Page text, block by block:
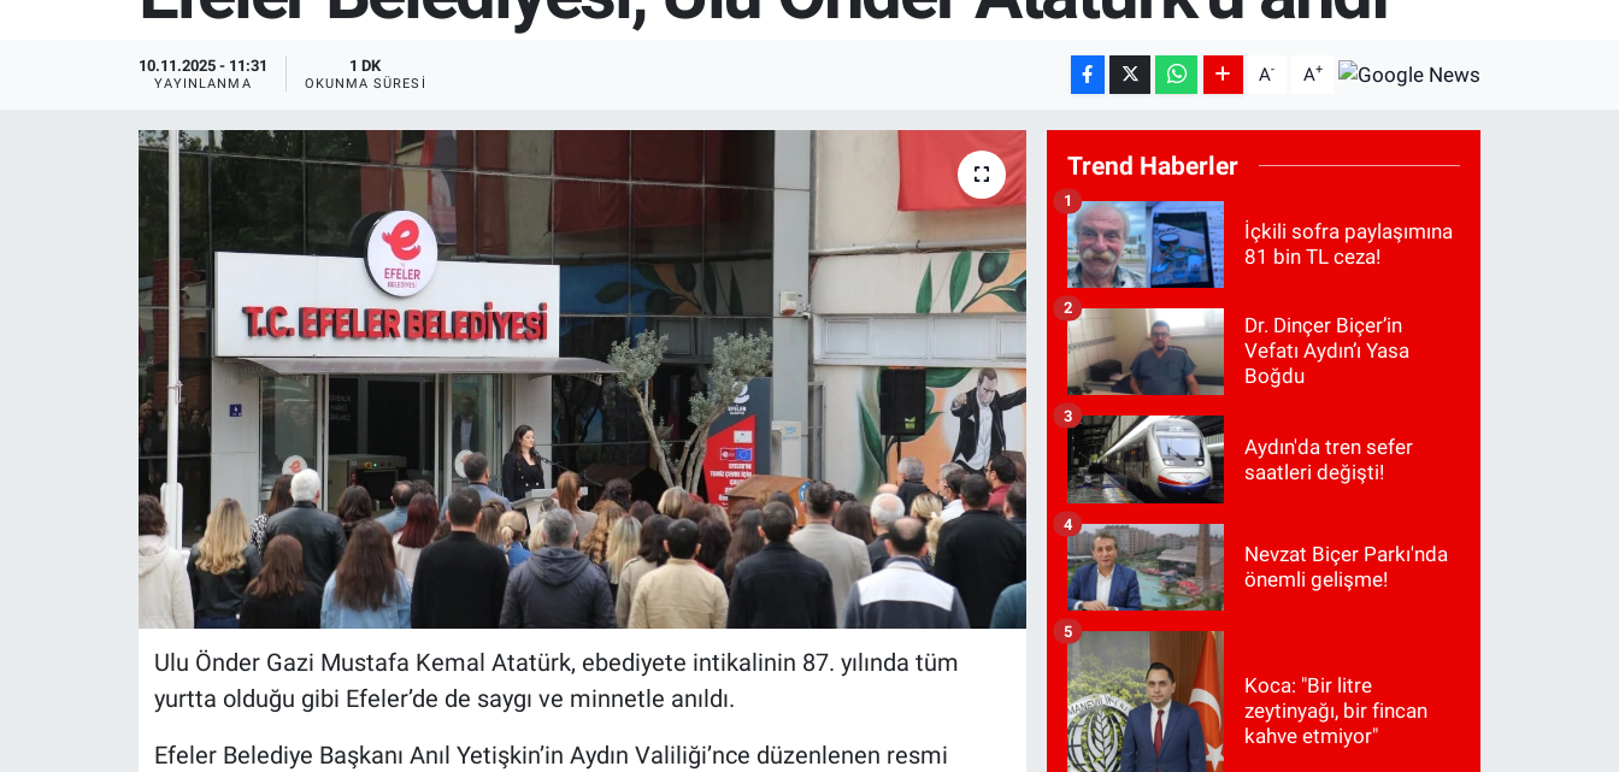
10.11.2025 - 11:31
YAYINLANMA
1 DK
OKUNMA SÜRESI A- A+
Ulu Önder Gazi Mustafa Kemal Atatürk, ebediyete intikalinin 87. yılında tüm
yurtta olduğu gibi Efeler’de de saygı ve minnetle anıldı.
Efeler Belediye Başkanı Anıl Yetişkin’in Aydın Valiliği’nce düzenlenen resmi
Trend Haberler
İçkili sofra paylaşımına
81 bin TL ceza!
1
Dr. Dinçer Biçer’in
Vefatı Aydın’ı Yasa
Boğdu
2
Aydın'da tren sefer
saatleri değişti!
3
Nevzat Biçer Parkı'nda
önemli gelişme!
4
Koca: "Bir litre
zeytinyağı, bir fincan
kahve etmiyor"
5